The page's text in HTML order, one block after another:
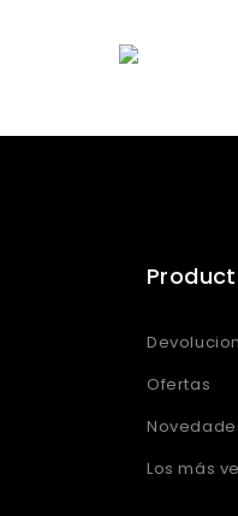
Ofertas
Los más